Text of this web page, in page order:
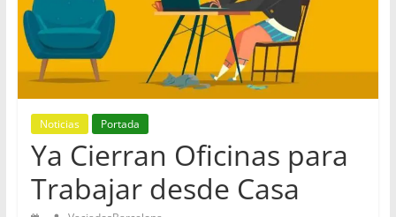
de
Vaciados
en
Barcelona
Noticias Portada
Ya Cierran Oficinas para
Trabajar desde Casa